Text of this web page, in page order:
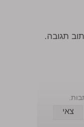
תגובה.
צאי